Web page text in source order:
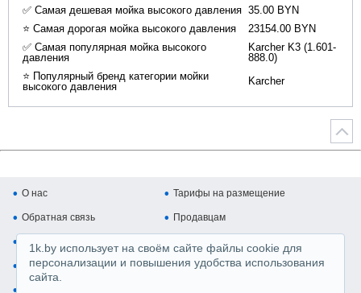
✅ Самая дешевая мойка высокого давления 35.00 BYN
⭐ Самая дорогая мойка высокого давления
23154.00 BYN
✅ Самая популярная мойка высокого
давления
Karcher K3 (1.601-
888.0)
⭐ Популярный бренд категории мойки
высокого давления
Karcher
1k.by использует на своём сайте файлы cookie для
персонализации и повышения удобства использования
сайта.
О нас Тарифы на размещение
Обратная связь Продавцам
Карта сайта Медийная реклама